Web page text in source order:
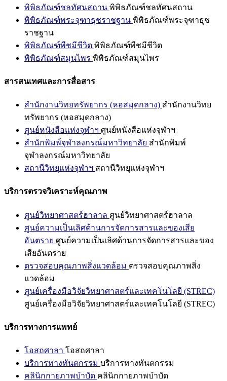
พิพิธภัณฑ์ชลทัศนสถาน พิพิธภัณฑ์ชลทัศนสถาน
พิพิธภัณฑ์พระจุฑาธุชราชฐาน พิพิธภัณฑ์พระจุฑาธุช
ราชฐาน
พิพิธภัณฑ์พืชมีชีวิต พิพิธภัณฑ์พืชมีชีวิต
พิพิธภัณฑ์สมุนไพร พิพิธภัณฑ์สมุนไพร
สารสนเทศและการสื่อสาร
สำนักงานวิทยทรัพยากร (หอสมุดกลาง) สำนักงานวิทย
ทรัพยากร (หอสมุดกลาง)
ศูนย์หนังสือแห่งจุฬาฯ ศูนย์หนังสือแห่งจุฬาฯ
สำนักพิมพ์จุฬาลงกรณ์มหาวิทยาลัย สำนักพิมพ์
จุฬาลงกรณ์มหาวิทยาลัย
สถานีวิทยุแห่งจุฬาฯ สถานีวิทยุแห่งจุฬาฯ
บริการตรวจวิเคราะห์คุณภาพ
ศูนย์วิทยาศาสตร์ฮาลาล ศูนย์วิทยาศาสตร์ฮาลาล
ศูนย์ความเป็นเลิศด้านการจัดการสารและของเสีย
อันตราย ศูนย์ความเป็นเลิศด้านการจัดการสารและของ
เสียอันตราย
ตรวจสอบคุณภาพสิ่งแวดล้อม ตรวจสอบคุณภาพสิ่ง
แวดล้อม
ศูนย์เครื่องมือวิจัยวิทยาศาสตร์และเทคโนโลยี (STREC)
ศูนย์เครื่องมือวิจัยวิทยาศาสตร์และเทคโนโลยี (STREC)
บริการทางการแพทย์
โอสถศาลา โอสถศาลา
บริการทางทันตกรรม บริการทางทันตกรรม
คลินิกกายภาพบำบัด คลินิกกายภาพบำบัด